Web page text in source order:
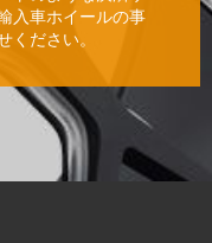
入車ホイールの事
ください。